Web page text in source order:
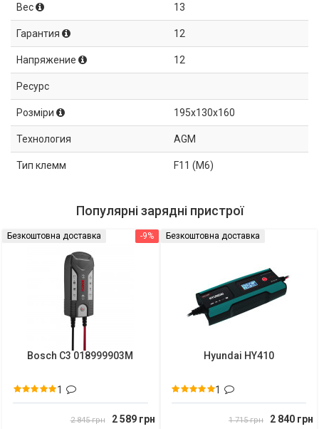
Вес 13
Гарантия 12
Напряжение 12
Ресурс
Розміри 195x130x160
Технология AGM
Тип клемм F11 (M6)
Популярні зарядні пристрої
-9%
Безкоштовна доставка
Bosch C3 018999903M
1
2 845 грн 2 589 грн
Безкоштовна доставка
Hyundai HY410
1
1 715 грн 2 840 грн